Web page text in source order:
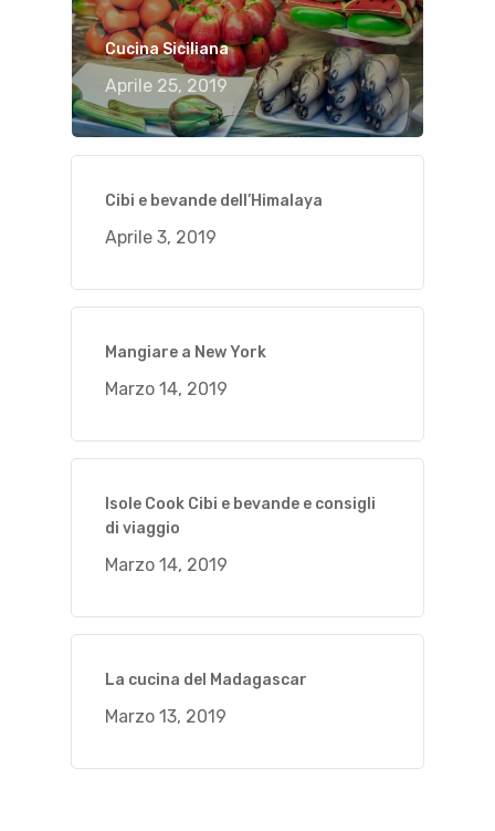
Cucina Siciliana
Aprile 25, 2019
Cibi e bevande dell’Himalaya
Aprile 3, 2019
Mangiare a New York
Marzo 14, 2019
Isole Cook Cibi e bevande e consigli
di viaggio
Marzo 14, 2019
La cucina del Madagascar
Marzo 13, 2019